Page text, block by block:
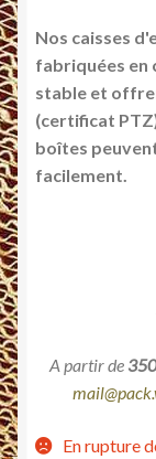
Nos caisses
fabriquées en
stable et
(certificat
boîtes
facilement.
A partir de
En rupture